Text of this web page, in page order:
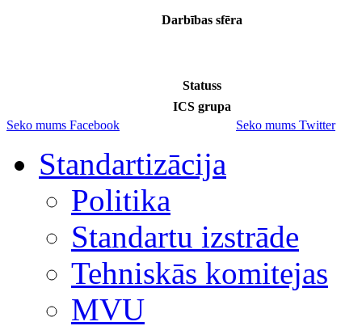
Darbības sfēra
Statuss
ICS grupa
Seko mums Facebook
Seko mums Twitter
Standartizācija
Politika
Standartu izstrāde
Tehniskās komitejas
MVU